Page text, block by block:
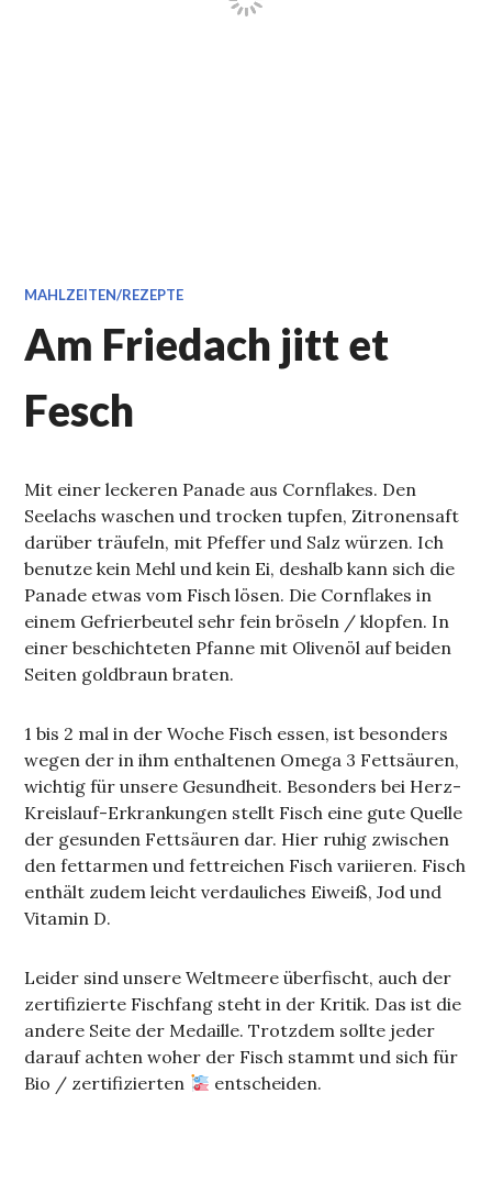
MAHLZEITEN/REZEPTE
Am Friedach jitt et
Fesch
Mit einer leckeren Panade aus Cornflakes. Den
Seelachs waschen und trocken tupfen, Zitronensaft
darüber träufeln, mit Pfeffer und Salz würzen. Ich
benutze kein Mehl und kein Ei, deshalb kann sich die
Panade etwas vom Fisch lösen. Die Cornflakes in
einem Gefrierbeutel sehr fein bröseln / klopfen. In
einer beschichteten Pfanne mit Olivenöl auf beiden
Seiten goldbraun braten.
1 bis 2 mal in der Woche Fisch essen, ist besonders
wegen der in ihm enthaltenen Omega 3 Fettsäuren,
wichtig für unsere Gesundheit. Besonders bei Herz-
Kreislauf-Erkrankungen stellt Fisch eine gute Quelle
der gesunden Fettsäuren dar. Hier ruhig zwischen
den fettarmen und fettreichen Fisch variieren. Fisch
enthält zudem leicht verdauliches Eiweiß, Jod und
Vitamin D.
Leider sind unsere Weltmeere überfischt, auch der
zertifizierte Fischfang steht in der Kritik. Das ist die
andere Seite der Medaille. Trotzdem sollte jeder
darauf achten woher der Fisch stammt und sich für
Bio / zertifizierten
entscheiden.